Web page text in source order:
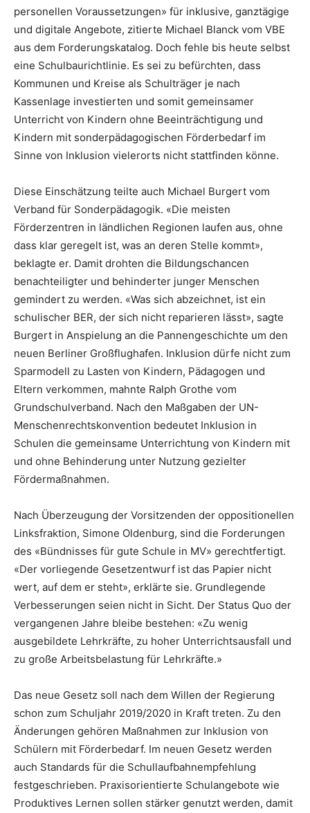
personellen Voraussetzungen» für inklusive, ganztägige
und digitale Angebote, zitierte Michael Blanck vom VBE
aus dem Forderungskatalog. Doch fehle bis heute selbst
eine Schulbaurichtlinie. Es sei zu befürchten, dass
Kommunen und Kreise als Schulträger je nach
Kassenlage investierten und somit gemeinsamer
Unterricht von Kindern ohne Beeinträchtigung und
Kindern mit sonderpädagogischen Förderbedarf im
Sinne von Inklusion vielerorts nicht stattfinden könne.
Diese Einschätzung teilte auch Michael Burgert vom
Verband für Sonderpädagogik. «Die meisten
Förderzentren in ländlichen Regionen laufen aus, ohne
dass klar geregelt ist, was an deren Stelle kommt»,
beklagte er. Damit drohten die Bildungschancen
benachteiligter und behinderter junger Menschen
gemindert zu werden. «Was sich abzeichnet, ist ein
schulischer BER, der sich nicht reparieren lässt», sagte
Burgert in Anspielung an die Pannengeschichte um den
neuen Berliner Großflughafen. Inklusion dürfe nicht zum
Sparmodell zu Lasten von Kindern, Pädagogen und
Eltern verkommen, mahnte Ralph Grothe vom
Grundschulverband. Nach den Maßgaben der UN-
Menschenrechtskonvention bedeutet Inklusion in
Schulen die gemeinsame Unterrichtung von Kindern mit
und ohne Behinderung unter Nutzung gezielter
Fördermaßnahmen.
Nach Überzeugung der Vorsitzenden der oppositionellen
Linksfraktion, Simone Oldenburg, sind die Forderungen
des «Bündnisses für gute Schule in MV» gerechtfertigt.
«Der vorliegende Gesetzentwurf ist das Papier nicht
wert, auf dem er steht», erklärte sie. Grundlegende
Verbesserungen seien nicht in Sicht. Der Status Quo der
vergangenen Jahre bleibe bestehen: «Zu wenig
ausgebildete Lehrkräfte, zu hoher Unterrichtsausfall und
zu große Arbeitsbelastung für Lehrkräfte.»
Das neue Gesetz soll nach dem Willen der Regierung
schon zum Schuljahr 2019/2020 in Kraft treten. Zu den
Änderungen gehören Maßnahmen zur Inklusion von
Schülern mit Förderbedarf. Im neuen Gesetz werden
auch Standards für die Schullaufbahnempfehlung
festgeschrieben. Praxisorientierte Schulangebote wie
Produktives Lernen sollen stärker genutzt werden, damit